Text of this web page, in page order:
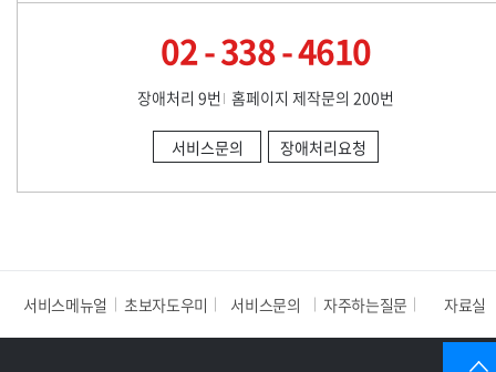
02 - 338 - 4610
장애처리 9번 홈페이지 제작문의 200번
서비스문의 장애처리요청
서비스메뉴얼 초보자도우미 서비스문의 자주하는질문 자료실